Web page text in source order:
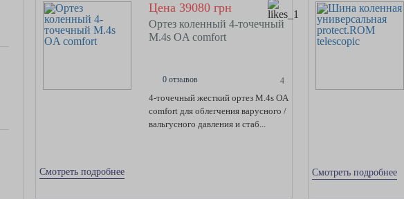
Цена 39080 грн
Ортез коленный 4-точечный
M.4s OA comfort
0 отзывов 4
4-точечный жесткий ортез M.4s OA
comfort для облегчения варусного /
вальгусного давления и стаб...
Смотреть подробнее Смотреть подробнее